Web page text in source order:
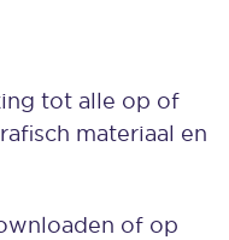
tot alle op of
materiaal en
of op